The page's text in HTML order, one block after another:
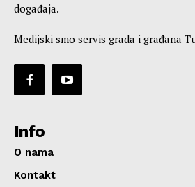
događaja.
Medijski smo servis grada i građana
Info
O nama
Kontakt